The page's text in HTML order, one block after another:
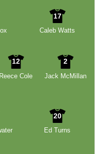
17
Caleb Watts
12
Reece Cole
2
Jack McMillan
20
Ed Turns